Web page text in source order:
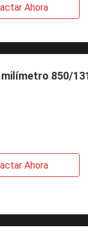
Ahora
850/
Ahora